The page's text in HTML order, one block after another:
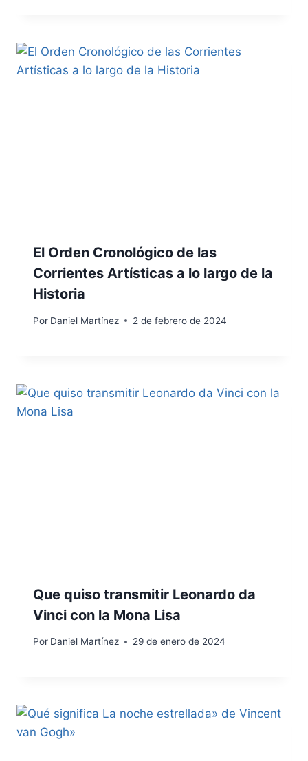
El Orden Cronológico de las
Corrientes Artísticas a lo largo de la
Historia
Por Daniel Martínez 2 de febrero de 2024
Que quiso transmitir Leonardo da
Vinci con la Mona Lisa
Por Daniel Martínez 29 de enero de 2024